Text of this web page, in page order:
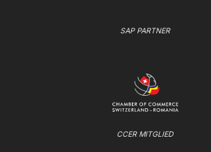
SAP PARTNER
CCER MITGLIED